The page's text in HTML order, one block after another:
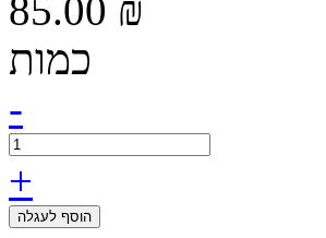
85.00 ₪
כמות
-
+
הוסף לעגלה